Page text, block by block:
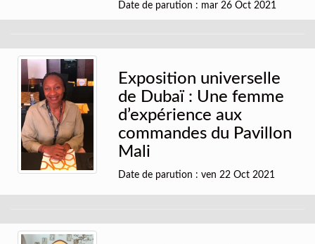
Date de parution : mar 26 Oct 2021
Exposition universelle
de Dubaï : Une femme
d’expérience aux
commandes du Pavillon
Mali
Date de parution : ven 22 Oct 2021